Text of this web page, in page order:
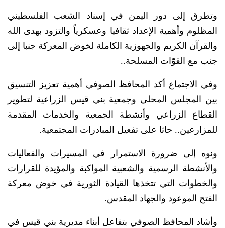
وتطرق إلى دور اليمن في إسناد الشعب الفلسطيني
المظلوم وأهمية الإعداد ثقافيا وعسكرياً والتزود بهدى الله
والقرآن الكريم والجهوزية الكاملة لخوض المعركة جنبا إلى
جنب مع القوّات المسلحة..
وفي الاجتماع أكد المحافظ الصوفي أهمية تعزيز التنسيق
بين المجلس المحلي وجمعية بني قيس الزراعية لتطوير
القطاع الزراعي وأنشطة الجمعية والخدمات المقدمة
للمزارعين.. حاثا على تفعيل المبادرات المجتمعية.
ونوه إلى ضرورة الاستمرار في المسيرات والفعاليات
والأنشطة الرسمية والشعبية المواكبة والمؤيدة للقرارات
والخطوات التي تتخذها القيادة الثورية في خوض معركة
الفتح الموعود والجهاد المقدس.
وأشاد المحافظ الصوفي بتفاعل أبناء مديرية بني قيس في